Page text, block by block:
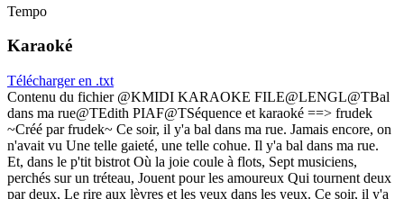
Tempo
Karaoké
Télécharger en .txt
Contenu du fichier @KMIDI KARAOKE FILE@LENGL@TBal
dans ma rue@TEdith PIAF@TSéquence et karaoké ==> frudek
~Créé par frudek~ Ce soir, il y'a bal dans ma rue. Jamais encore, on
n'avait vu Une telle gaieté, une telle cohue. Il y'a bal dans ma rue.
Et, dans le p'tit bistrot Où la joie coule à flots, Sept musiciens,
perchés sur un tréteau, Jouent pour les amoureux Qui tournent deux
par deux, Le rire aux lèvres et les yeux dans les yeux. Ce soir, il y'a